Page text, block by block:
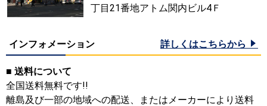
丁目21番地アトム関内ビル4Ｆ
インフォメーション 詳しくはこちらから
■ 送料について
全国送料無料です!!
離島及び一部の地域への配送、またはメーカーにより送料